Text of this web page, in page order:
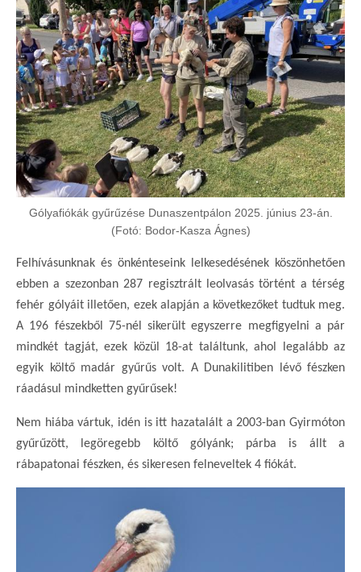
Gólyafiókák gyűrűzése Dunaszentpálon 2025. június 23-án.
(Fotó: Bodor-Kasza Ágnes)
Felhívásunknak és önkénteseink lelkesedésének köszönhetően
ebben a szezonban 287 regisztrált leolvasás történt a térség
fehér gólyáit illetően, ezek alapján a következőket tudtuk meg.
A 196 fészekből 75-nél sikerült egyszerre megfigyelni a pár
mindkét tagját, ezek közül 18-at találtunk, ahol legalább az
egyik költő madár gyűrűs volt. A Dunakilitiben lévő fészken
ráadásul mindketten gyűrűsek!
Nem hiába vártuk, idén is itt hazatalált a 2003-ban Gyirmóton
gyűrűzött, legöregebb költő gólyánk; párba is állt a
rábapatonai fészken, és sikeresen felneveltek 4 fiókát.